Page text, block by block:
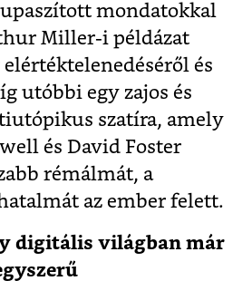
mondatokkal
Miller-i példázat
elértéktelenedéséről és
utóbbi egy zajos és
szatíra, amely
és David Foster
rémálmát, a
az ember felett.
digitális világban már